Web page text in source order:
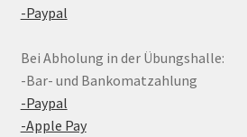
-Paypal
Bei Abholung in der Übungshalle:
-Bar- und Bankomatzahlung
-Paypal
-Apple Pay